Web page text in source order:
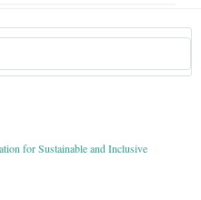
for Sustainable and Inclusive